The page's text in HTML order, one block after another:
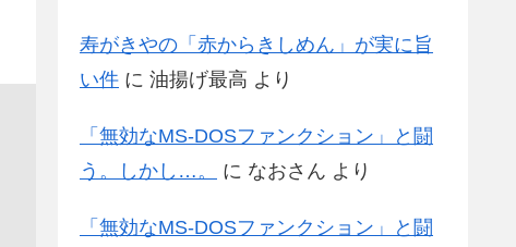
寿がきやの「赤からきしめん」が実に旨
い件 に 油揚げ最高 より
「無効なMS-DOSファンクション」と闘
う。しかし…。
に なおさん より
「無効なMS-DOSファンクション」と闘